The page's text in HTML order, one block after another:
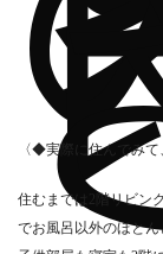
〈◆実際に住んでみて
住むまでは2階リビン
でお風呂以外のほとん